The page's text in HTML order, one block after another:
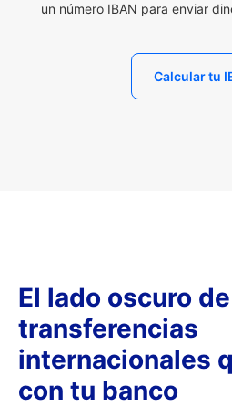
un número IBAN para enviar
Calcular tu
El lado oscuro
transferencias
internacionales
con tu banco